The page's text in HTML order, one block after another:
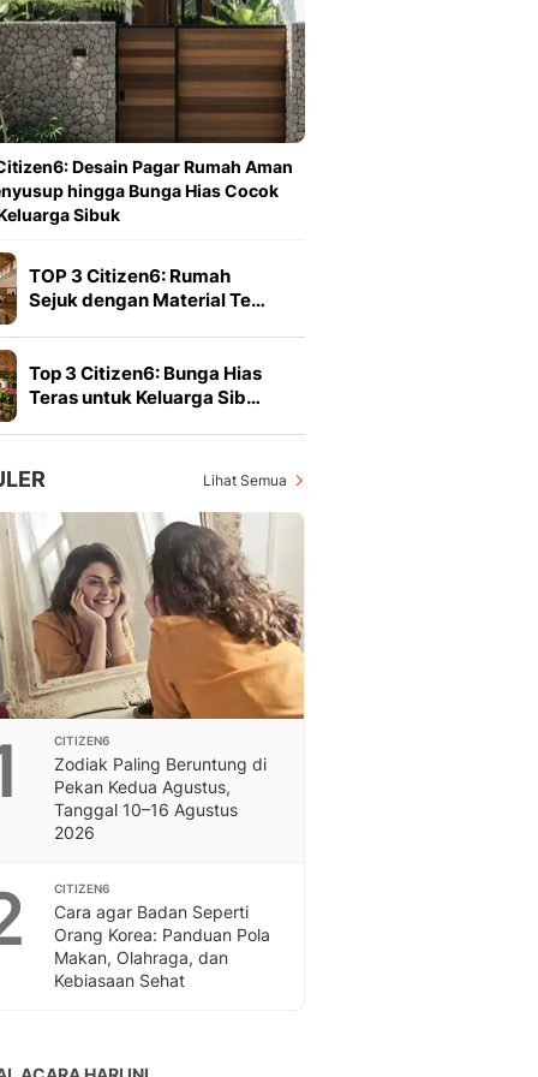
Desain Pagar Rumah Aman
hingga Bunga Hias Cocok
Sibuk
TOP 3 Citizen6: Rumah
Sejuk dengan Material Te…
Top 3 Citizen6: Bunga Hias
Teras untuk Keluarga Sib…
Lihat Semua
CITIZEN6
Zodiak Paling Beruntung di
Pekan Kedua Agustus,
Tanggal 10–16 Agustus
2026
CITIZEN6
Cara agar Badan Seperti
Orang Korea: Panduan Pola
Makan, Olahraga, dan
Kebiasaan Sehat